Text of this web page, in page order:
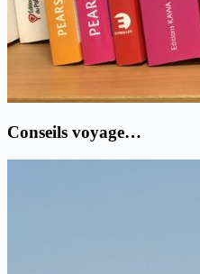
Conseils voyage…